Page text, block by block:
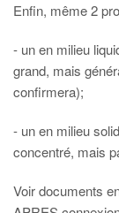
Enfin, même 2
- un en milieu
grand, mais
confirmera);
- un en milieu
concentré, mais
Voir documents